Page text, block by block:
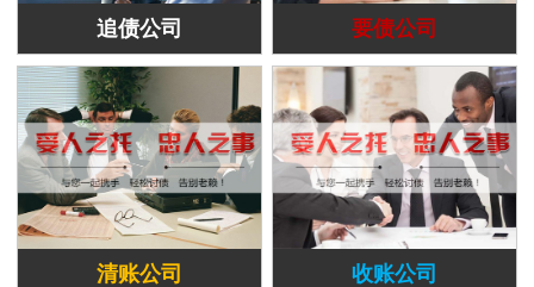
追债公司 要债公司
清账公司 收账公司